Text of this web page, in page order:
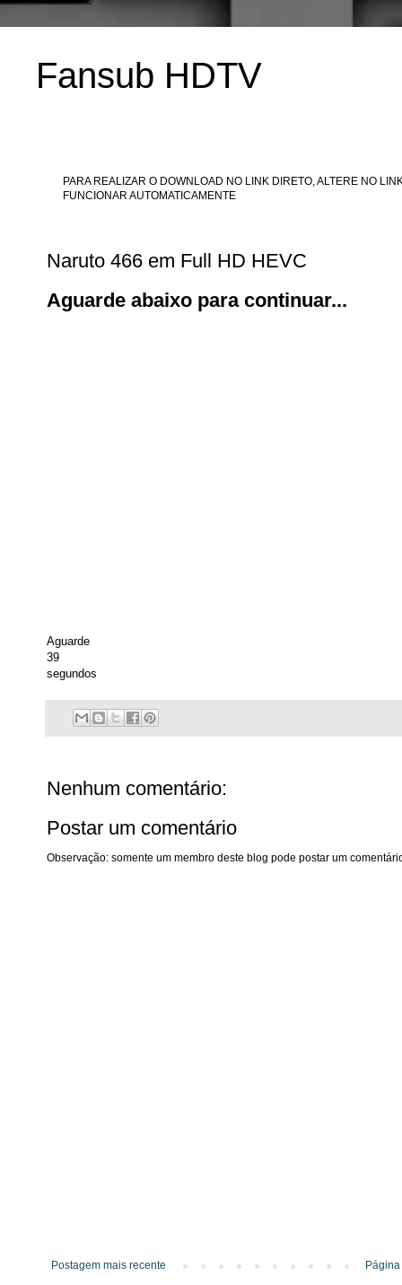
Fansub HDTV
PARA REALIZAR O DOWNLOAD NO LINK DIRETO, ALTERE NO
FUNCIONAR AUTOMATICAMENTE
Naruto 466 em Full HD HEVC
Aguarde abaixo para continuar...
Aguarde
39
segundos
Nenhum comentário:
Postar um comentário
Observação: somente um membro deste blog pode postar um
Postagem mais recente